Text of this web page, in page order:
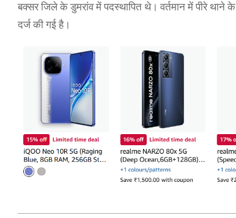
बक्सर जिले के डुमरांव में पदस्थापित थे। वर्तमान में पीरे थाने
दर्ज की गई है।